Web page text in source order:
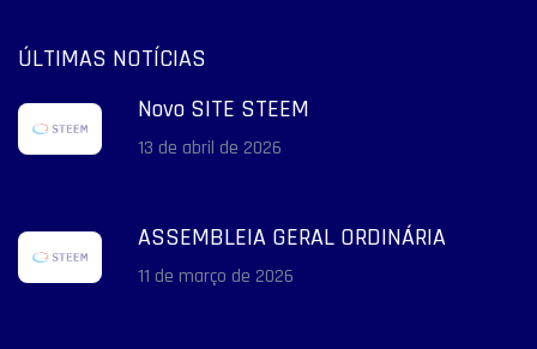
ÚLTIMAS NOTÍCIAS
Novo SITE STEEM
13 de abril de 2026
ASSEMBLEIA GERAL ORDINÁRIA
11 de março de 2026